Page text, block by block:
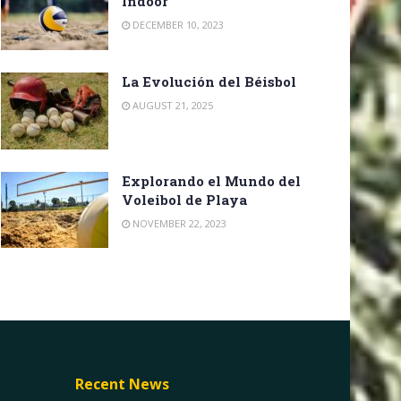
DECEMBER 10, 2023
La Evolución del Béisbol
AUGUST 21, 2025
Explorando el Mundo del
Voleibol de Playa
NOVEMBER 22, 2023
Recent News